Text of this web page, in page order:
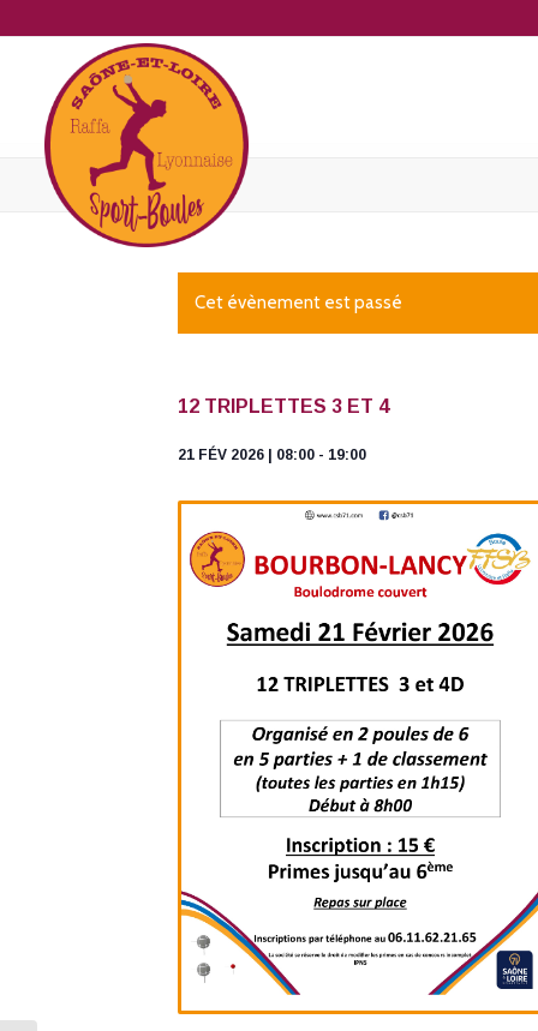
Cet évènement est passé
12 TRIPLETTES 3 ET 4
21 FÉV 2026 | 08:00 - 19:00